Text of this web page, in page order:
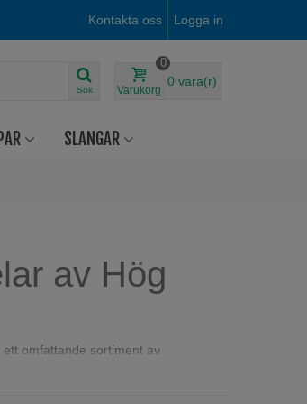
Kontakta oss Logga in
Sök Varukorg
0
0 vara(r)
SLANGAR
av Hög
omfattande sortiment av
krav som ställs inom jordbruk och